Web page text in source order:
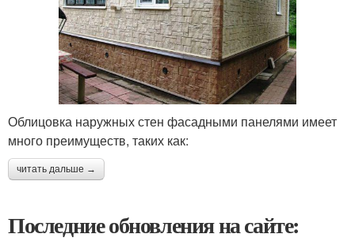
Облицовка наружных стен фасадными панелями имеет
много преимуществ, таких как:
читать дальше →
Последние обновления на сайте: